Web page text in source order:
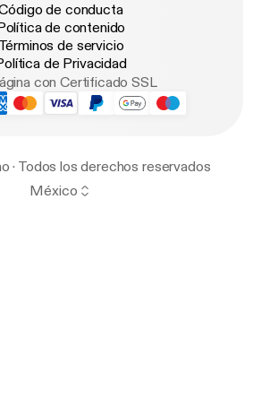
de conducta
de contenido
Términos de servicio
de Privacidad
con Certificado SSL
· Todos los derechos reservados
México